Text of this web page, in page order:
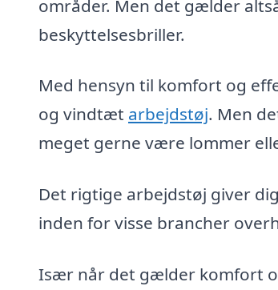
områder. Men det gælder
beskyttelsesbriller.
Med hensyn til komfort og
og vindtæt arbejdstøj. Men
meget gerne være lommer
Det rigtige arbejdstøj giver
inden for visse brancher
Især når det gælder komfort